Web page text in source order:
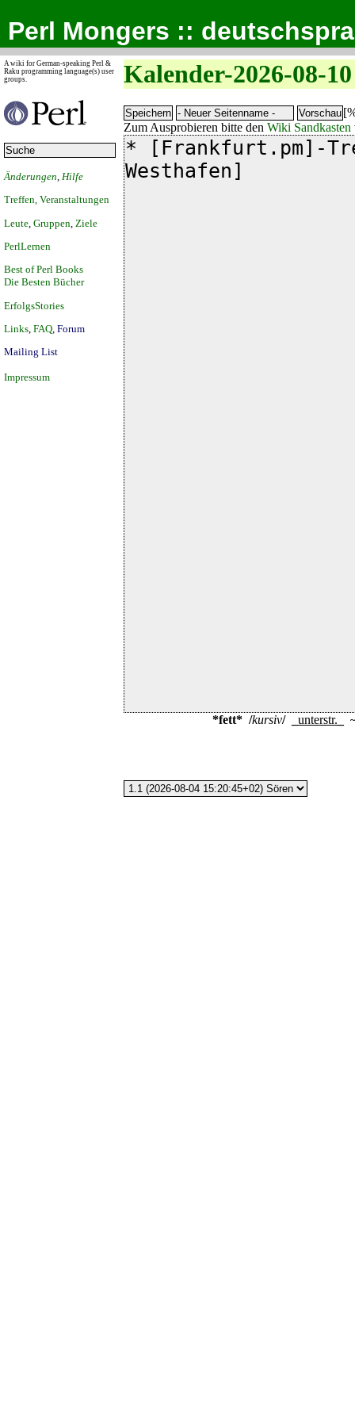
Perl Mongers ::
A wiki for German-speaking Perl &
Raku programming language(s) user
groups.
Änderungen Hilfe
Treffen, Veranstaltungen
Leute Gruppen Ziele
PerlLernen
Best of Perl Books
Die Besten Bücher
ErfolgsStories
Links FAQ Forum
Mailing List
Impressum
Kalender-2026-08-10
Zum Ausprobieren bitte den Wiki Sandkasten
*fett* /kursiv/ unterstr. ~